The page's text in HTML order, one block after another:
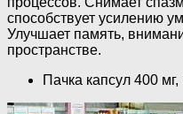
способствует усилению
Улучшает память,
пространстве.
Пачка капсул 400